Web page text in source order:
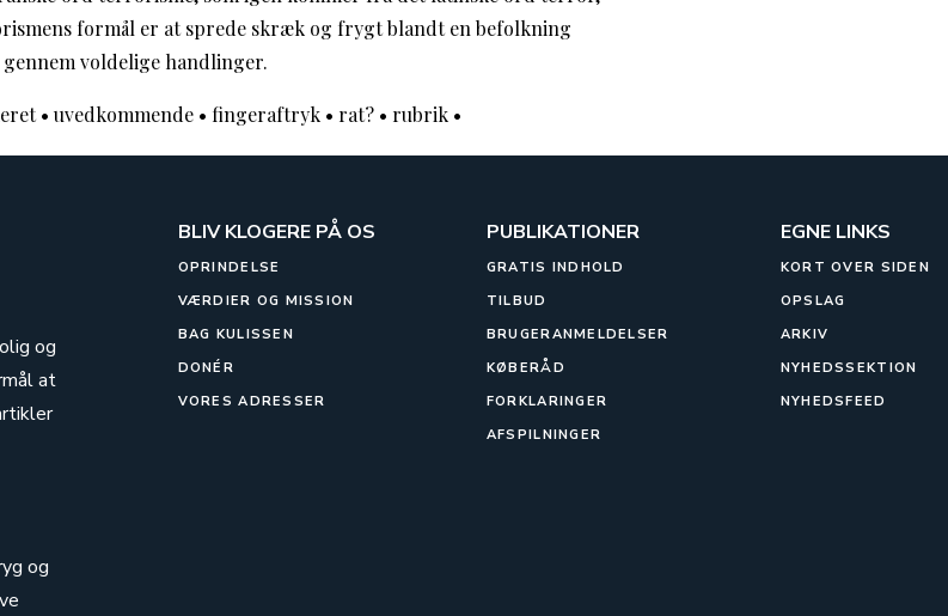
formål er at sprede skræk og frygt blandt en befolkning
voldelige handlinger.
• uvedkommende • fingeraftryk • rat? • rubrik •
og
at
og
BLIV KLOGERE PÅ OS
OPRINDELSE
VÆRDIER OG MISSION
BAG KULISSEN
DONÉR
VORES ADRESSER
PUBLIKATIONER
GRATIS INDHOLD
TILBUD
BRUGERANMELDELSER
KØBERÅD
FORKLARINGER
AFSPILNINGER
EGNE LINKS
KORT OVER SIDEN
OPSLAG
ARKIV
NYHEDSSEKTION
NYHEDSFEED